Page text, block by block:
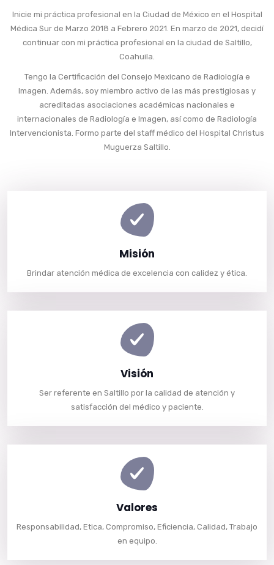
Inicie mi práctica profesional en la Ciudad de México en el Hospital
Médica Sur de Marzo 2018 a Febrero 2021. En marzo de 2021, decidí
continuar con mi práctica profesional en la ciudad de Saltillo,
Coahuila.
Tengo la Certificación del Consejo Mexicano de Radiología e
Imagen. Además, soy miembro activo de las más prestigiosas y
acreditadas asociaciones académicas nacionales e
internacionales de Radiología e Imagen, así como de Radiología
Intervencionista. Formo parte del staff médico del Hospital Christus
Muguerza Saltillo.
Misión
Brindar atención médica de excelencia con calidez y ética.
Visión
Ser referente en Saltillo por la calidad de atención y
satisfacción del médico y paciente.
Valores
Responsabilidad, Etica, Compromiso, Eficiencia, Calidad, Trabajo
en equipo.